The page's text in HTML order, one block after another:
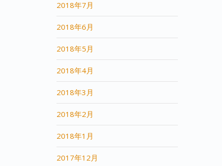
2018年7月
2018年6月
2018年5月
2018年4月
2018年3月
2018年2月
2018年1月
2017年12月